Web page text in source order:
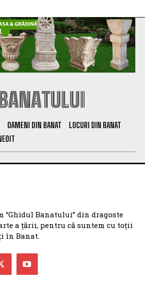
OAMENI DIN BANAT
LOCURI DIN BANAT
“Ghidul Banatului” din dragoste
a țării, pentru că suntem cu toții
în Banat.